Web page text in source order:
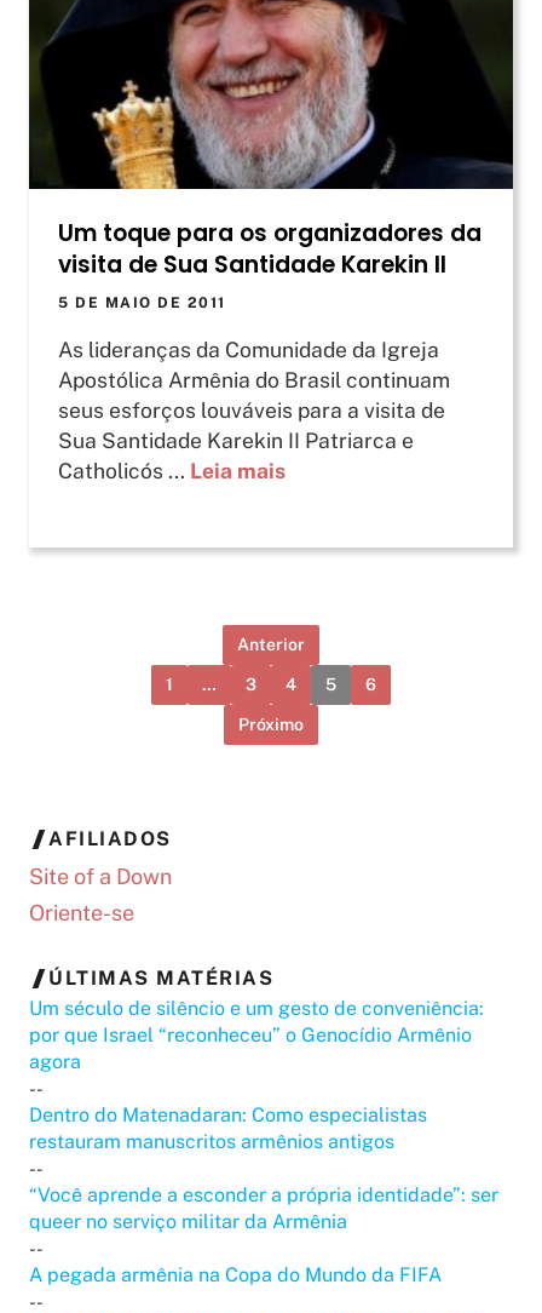
Um toque para os organizadores da
visita de Sua Santidade Karekin II
5 DE MAIO DE 2011
As lideranças da Comunidade da Igreja
Apostólica Armênia do Brasil continuam
seus esforços louváveis para a visita de
Sua Santidade Karekin II Patriarca e
Catholicós ... Leia mais
Anterior
1 … 3 4 5 6
Próximo
AFILIADOS
Site of a Down
Oriente-se
ÚLTIMAS MATÉRIAS
Um século de silêncio e um gesto de conveniência:
por que Israel “reconheceu” o Genocídio Armênio
agora
--
Dentro do Matenadaran: Como especialistas
restauram manuscritos armênios antigos
--
“Você aprende a esconder a própria identidade”: ser
queer no serviço militar da Armênia
--
A pegada armênia na Copa do Mundo da FIFA
--